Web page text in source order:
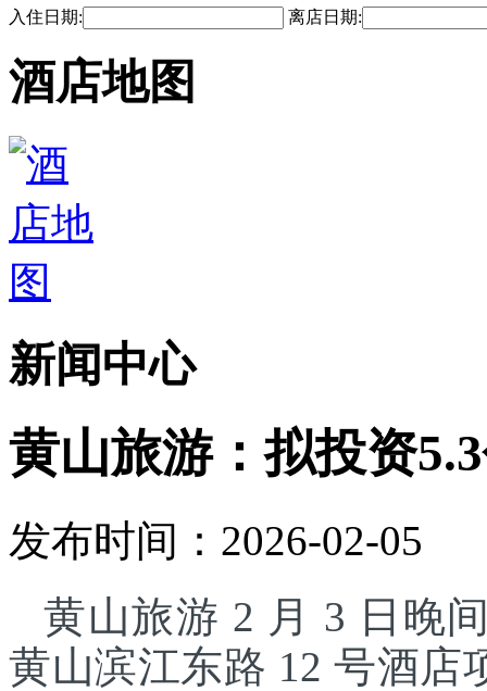
入住日期: 离店日期:
酒店地图
新闻中心
黄山旅游：拟投资
发布时间：2026-02-05
黄山旅游 2 月 3 日晚
黄山滨江东路 12 号酒店